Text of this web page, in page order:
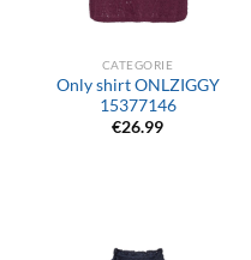
CATEGORIE
Only shirt ONLZIGGY
15377146
€26.99